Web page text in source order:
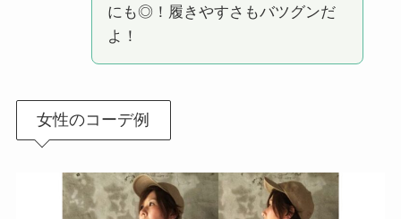
にも◎！履きやすさもバツグンだ
よ！
女性のコーデ例